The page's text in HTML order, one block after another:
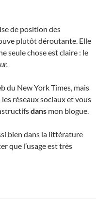
de position des
plutôt déroutante. Elle
seule chose est claire : le
du New York Times, mais
les réseaux sociaux et vous
dans mon blogue.
bien dans la littérature
que l’usage est très